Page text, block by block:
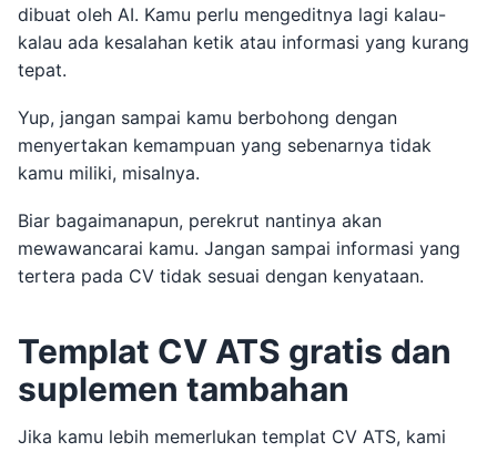
dibuat oleh AI. Kamu perlu mengeditnya lagi kalau-
kalau ada kesalahan ketik atau informasi yang kurang
tepat.
Yup, jangan sampai kamu berbohong dengan
menyertakan kemampuan yang sebenarnya tidak
kamu miliki, misalnya.
Biar bagaimanapun, perekrut nantinya akan
mewawancarai kamu. Jangan sampai informasi yang
tertera pada CV tidak sesuai dengan kenyataan.
Templat CV ATS gratis dan
suplemen tambahan
Jika kamu lebih memerlukan templat CV ATS, kami